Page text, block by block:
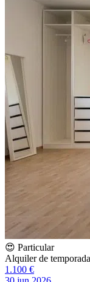
😍 Particular
Alquiler de temporada
1.100 €